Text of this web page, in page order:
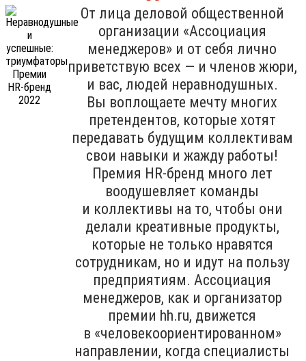
От лица деловой общественной
организации «Ассоциация
менеджеров» и от себя лично
приветствую всех — и членов жюри,
и вас, людей неравнодушных.
Вы воплощаете мечту многих
претендентов, которые хотят
передавать будущим коллективам
свои навыки и жажду работы!
Премия HR-бренд много лет
воодушевляет команды
и коллективы на то, чтобы они
делали креативные продукты,
которые не только нравятся
сотрудникам, но и идут на пользу
предприятиям. Ассоциация
менеджеров, как и организатор
премии hh.ru, движется
в «человекоориентированном»
направлении, когда специалисты